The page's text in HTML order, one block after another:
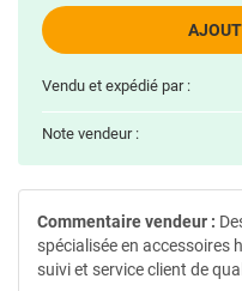
Vendu et expédié par :
Note vendeur :
Commentaire vendeur :
spécialisée en accessoires
suivi et service client de